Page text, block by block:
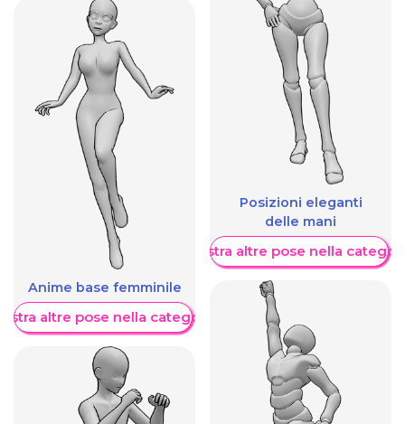
Anime base femminile
altre pose nella categoria
Posizioni eleganti
delle mani
Mostra altre pose nella